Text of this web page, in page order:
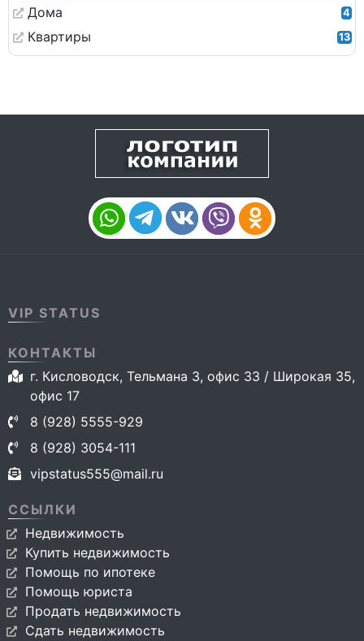
Дома 4
Квартиры 13
VIP STATUS
КОНТАКТЫ
г. Кисловодск, Тельмана 3, офис 33 / Широкая 35,
офис 17
8 (928) 5555-929
8 (928) 3054-111
vipstatus555@mail.ru
ССЫЛКИ
Недвижимость
Купить недвижимость
Помощь по ипотеке
Помощь юриста
Продать недвижимость
Сдать недвижимость